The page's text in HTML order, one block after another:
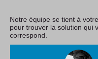
Notre équipe se tient à
pour trouver la solution qui
correspond.